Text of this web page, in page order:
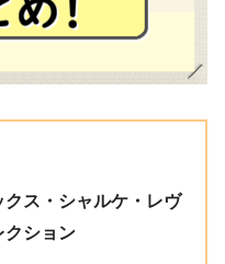
ス・シャルケ・レヴ
クション